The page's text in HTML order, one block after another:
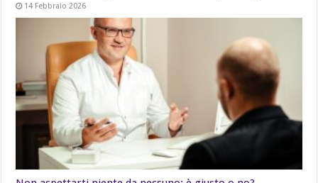
14 Febbraio 2026